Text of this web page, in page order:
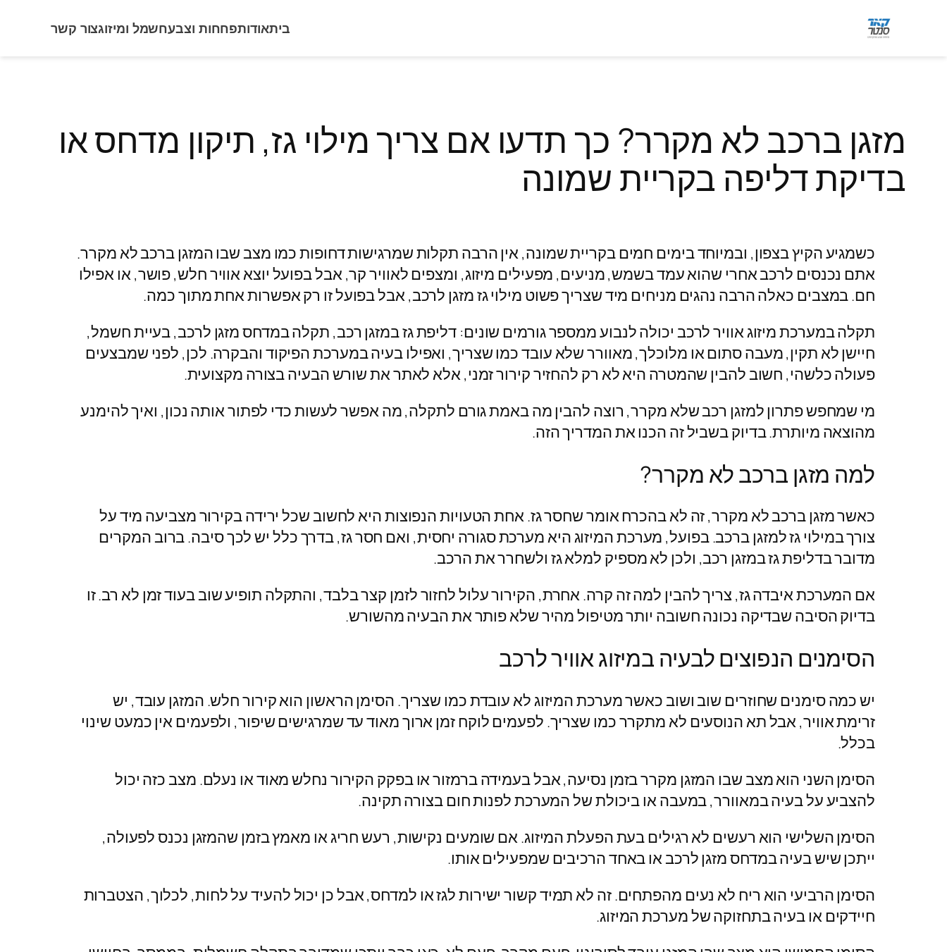
ביתאודותפחחות וצבעחשמל ומיזוגצור קשר
מזגן ברכב לא מקרר? כך תדעו אם צריך מילוי גז, תיקון מדחס או
בדיקת דליפה בקריית שמונה
כשמגיע הקיץ בצפון, ובמיוחד בימים חמים בקריית שמונה, אין הרבה תקלות שמרגישות דחופות כמו מצב שבו המזגן ברכב לא מקרר.
אתם נכנסים לרכב אחרי שהוא עמד בשמש, מניעים, מפעילים מיזוג, ומצפים לאוויר קר, אבל בפועל יוצא אוויר חלש, פושר, או אפילו
חם. במצבים כאלה הרבה נהגים מניחים מיד שצריך פשוט מילוי גז מזגן לרכב, אבל בפועל זו רק אפשרות אחת מתוך כמה.
תקלה במערכת מיזוג אוויר לרכב יכולה לנבוע ממספר גורמים שונים: דליפת גז במזגן רכב, תקלה במדחס מזגן לרכב, בעיית חשמל,
חיישן לא תקין, מעבה סתום או מלוכלך, מאוורר שלא עובד כמו שצריך, ואפילו בעיה במערכת הפיקוד והבקרה. לכן, לפני שמבצעים
פעולה כלשהי, חשוב להבין שהמטרה היא לא רק להחזיר קירור זמני, אלא לאתר את שורש הבעיה בצורה מקצועית.
מי שמחפש פתרון למזגן רכב שלא מקרר, רוצה להבין מה באמת גורם לתקלה, מה אפשר לעשות כדי לפתור אותה נכון, ואיך להימנע
מהוצאה מיותרת. בדיוק בשביל זה הכנו את המדריך הזה.
למה מזגן ברכב לא מקרר?
כאשר מזגן ברכב לא מקרר, זה לא בהכרח אומר שחסר גז. אחת הטעויות הנפוצות היא לחשוב שכל ירידה בקירור מצביעה מיד על
צורך במילוי גז למזגן ברכב. בפועל, מערכת המיזוג היא מערכת סגורה יחסית, ואם חסר גז, בדרך כלל יש לכך סיבה. ברוב המקרים
מדובר בדליפת גז במזגן רכב, ולכן לא מספיק למלא גז ולשחרר את הרכב.
אם המערכת איבדה גז, צריך להבין למה זה קרה. אחרת, הקירור עלול לחזור לזמן קצר בלבד, והתקלה תופיע שוב בעוד זמן לא רב. זו
בדיוק הסיבה שבדיקה נכונה חשובה יותר מטיפול מהיר שלא פותר את הבעיה מהשורש.
הסימנים הנפוצים לבעיה במיזוג אוויר לרכב
יש כמה סימנים שחוזרים שוב ושוב כאשר מערכת המיזוג לא עובדת כמו שצריך. הסימן הראשון הוא קירור חלש. המזגן עובד, יש
זרימת אוויר, אבל תא הנוסעים לא מתקרר כמו שצריך. לפעמים לוקח זמן ארוך מאוד עד שמרגישים שיפור, ולפעמים אין כמעט שינוי
בכלל.
הסימן השני הוא מצב שבו המזגן מקרר בזמן נסיעה, אבל בעמידה ברמזור או בפקק הקירור נחלש מאוד או נעלם. מצב כזה יכול
להצביע על בעיה במאוורר, במעבה או ביכולת של המערכת לפנות חום בצורה תקינה.
הסימן השלישי הוא רעשים לא רגילים בעת הפעלת המיזוג. אם שומעים נקישות, רעש חריג או מאמץ בזמן שהמזגן נכנס לפעולה,
ייתכן שיש בעיה במדחס מזגן לרכב או באחד הרכיבים שמפעילים אותו.
הסימן הרביעי הוא ריח לא נעים מהפתחים. זה לא תמיד קשור ישירות לגז או למדחס, אבל כן יכול להעיד על לחות, לכלוך, הצטברות
חיידקים או בעיה בתחזוקה של מערכת המיזוג.